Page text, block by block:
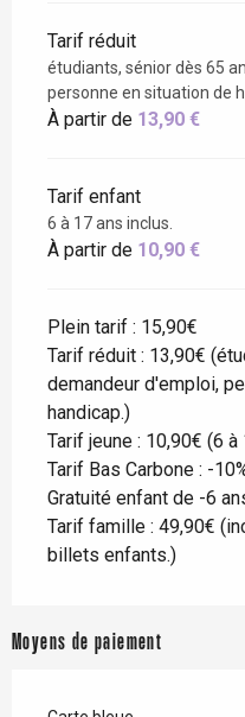
Tarif réduit
étudiants, sénior dès 65
personne en situation de
À partir de 13,90 €
Tarif enfant
6 à 17 ans inclus.
À partir de 10,90 €
Plein tarif : 15,90€
Tarif réduit : 13,90€
demandeur d'emploi,
handicap.)
Tarif jeune : 10,90€ (6
Tarif Bas Carbone : -
Gratuité enfant de -6
Tarif famille : 49,90€
billets enfants.)
Moyens de paiement